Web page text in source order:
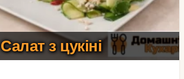
Салат з цукіні